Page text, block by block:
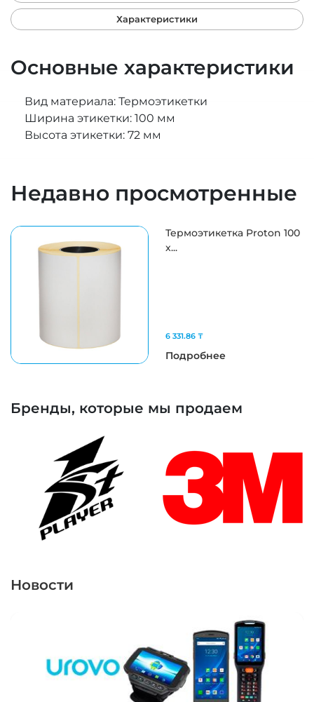
Характеристики
Основные характеристики
Вид материала: Термоэтикетки
Ширина этикетки: 100 мм
Высота этикетки: 72 мм
Недавно просмотренные
Термоэтикетка Proton 100
x...
6 331.86 ₸
Подробнее
Бренды, которые мы продаем
Новости